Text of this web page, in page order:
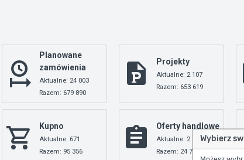
Planowane
zamówienia
Aktualne: 24 003
Razem: 679 890
Projekty
Aktualne: 2 107
Razem: 653 619
Kupno
Aktualne: 671
Razem: 95 356
Oferty handlowe
Aktualne: 2
Razem: 24 704
Wybierz